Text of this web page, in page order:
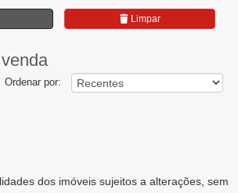
Limpar
Ordenar por:
dos imóveis sujeitos a alterações, sem